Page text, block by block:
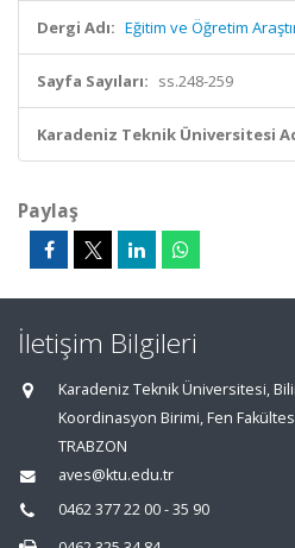
Dergi Adı: Eğitim ve Öğretim
Sayfa Sayıları: ss.248-259
Karadeniz Teknik Üniversitesi
Paylaş
İletişim Bilgileri
Karadeniz Teknik Üniversitesi,
Koordinasyon Birimi, Fen
TRABZON
aves@ktu.edu.tr
0462 377 22 00 - 35 90